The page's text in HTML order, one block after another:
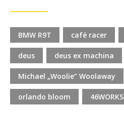
BMW R9T café racer
deus deus ex machina
Michael „Woolie” Woolaway
orlando bloom 46WORKS